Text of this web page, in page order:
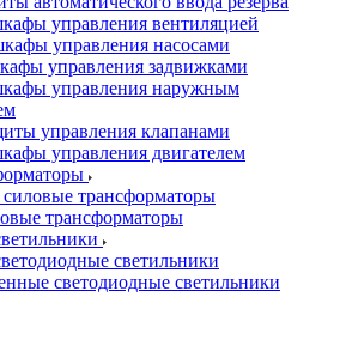
управления вентиляцией
управления насосами
управления задвижками
управления наружным
управления клапанами
управления двигателем
трансформаторы
трансформаторы
светильники
светодиодные светильники